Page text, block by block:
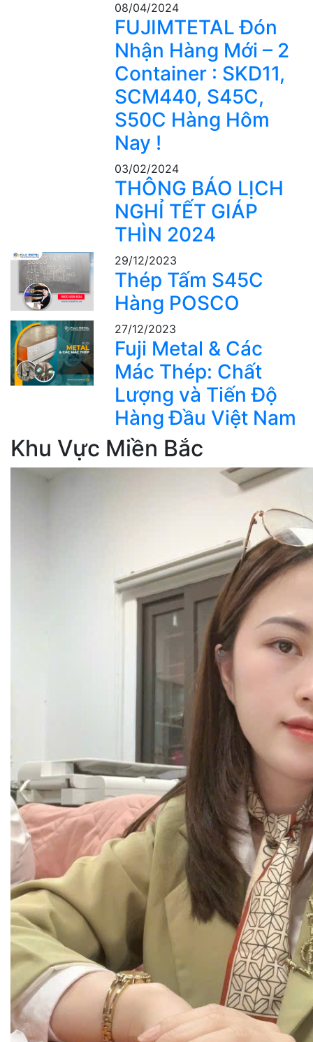
08/04/2024
FUJIMTETAL Đón
Nhận Hàng Mới – 2
Container : SKD11,
SCM440, S45C,
S50C Hàng Hôm
Nay !
03/02/2024
THÔNG BÁO LỊCH
NGHỈ TẾT GIÁP
THÌN 2024
29/12/2023
Thép Tấm S45C
Hàng POSCO
27/12/2023
Fuji Metal & Các
Mác Thép: Chất
Lượng và Tiến Độ
Hàng Đầu Việt Nam
Khu Vực Miền Bắc